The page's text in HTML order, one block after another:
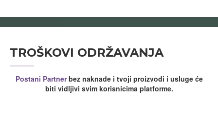
TROŠKOVI ODRŽAVANJA
Postani Partnerbez naknade i tvoji proizvodi i usluge će
biti vidljivi svim korisnicima platforme.